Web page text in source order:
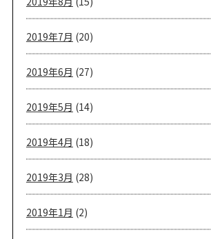
2019年7月 (20)
2019年6月 (27)
2019年5月 (14)
2019年4月 (18)
2019年3月 (28)
2019年1月 (2)